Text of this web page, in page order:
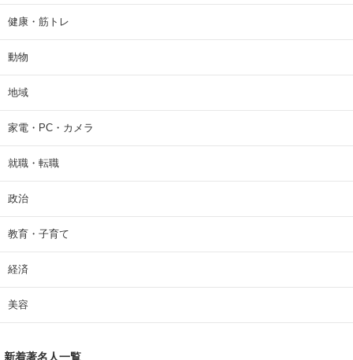
健康・筋トレ
動物
地域
家電・PC・カメラ
就職・転職
政治
教育・子育て
経済
美容
新着著名人一覧